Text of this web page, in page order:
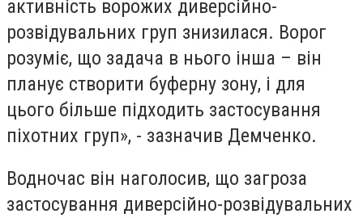
активність ворожих диверсійно-
розвідувальних груп знизилася. Ворог
розуміє, що задача в нього інша – він
планує створити буферну зону, і для
цього більше підходить застосування
піхотних груп», - зазначив Демченко.
Водночас він наголосив, що загроза
застосування диверсійно-розвідувальних